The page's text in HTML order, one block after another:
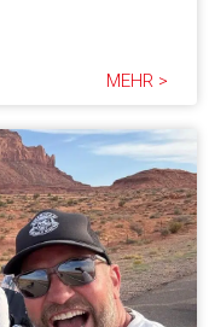
Über
MEHR >